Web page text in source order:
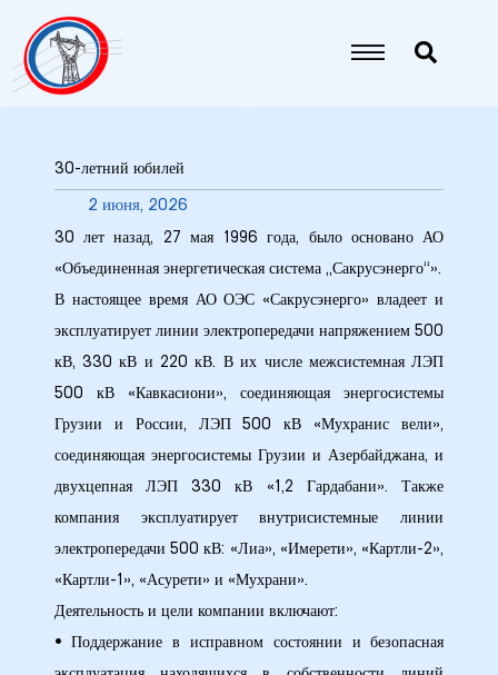
30-летний юбилей
2 июня, 2026
30 лет назад, 27 мая 1996 года, было основано АО
«Объединенная энергетическая система „Сакрусэнерго“».
В настоящее время АО ОЭС «Сакрусэнерго» владеет и
эксплуатирует линии электропередачи напряжением 500
кВ, 330 кВ и 220 кВ. В их числе межсистемная ЛЭП
500 кВ «Кавкасиони», соединяющая энергосистемы
Грузии и России, ЛЭП 500 кВ «Мухранис вели»,
соединяющая энергосистемы Грузии и Азербайджана, и
двухцепная ЛЭП 330 кВ «1,2 Гардабани». Также
компания эксплуатирует внутрисистемные линии
электропередачи 500 кВ: «Лиа», «Имерети», «Картли-2»,
«Картли-1», «Асурети» и «Мухрани».
Деятельность и цели компании включают:
• Поддержание в исправном состоянии и безопасная